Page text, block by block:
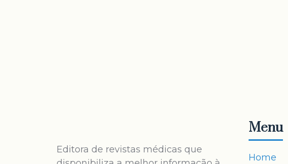
Editora de revistas médicas que
Menu
Home